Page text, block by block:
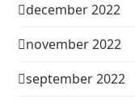
december 2022
november 2022
september 2022